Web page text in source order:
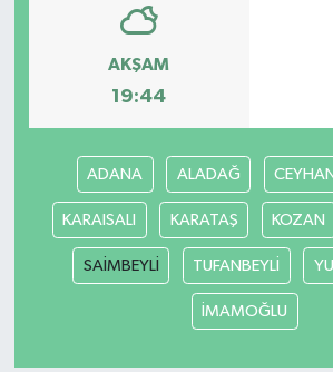
AKŞAM
19:44
ADANA ALADAĞ
KARAISALI KARATAŞ KOZAN
SAİMBEYLİ TUFANBEYLİ
İMAMOĞLU